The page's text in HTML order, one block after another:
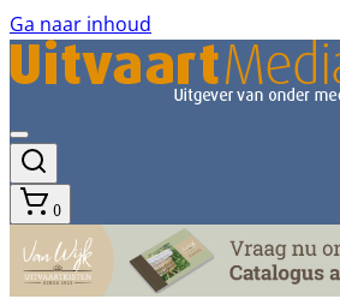
Ga naar inhoud
0